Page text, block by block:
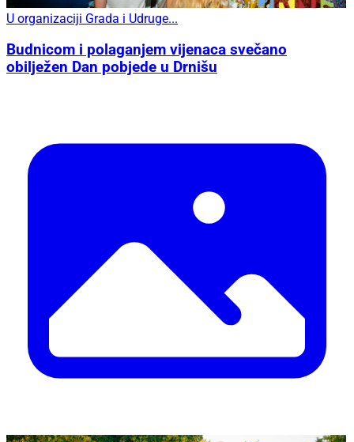
U organizaciji Grada i Udruge...
Budnicom i polaganjem vijenaca svečano
obilježen Dan pobjede u Drnišu